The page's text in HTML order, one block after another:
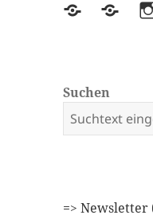
Bluesky
Suchen
=> Newsletter